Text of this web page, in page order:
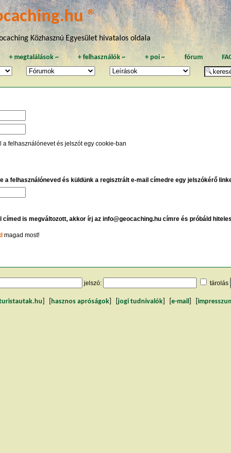
®
Közhasznú Egyesület hivatalos oldala
+ megtalálások~ +felhasználók ~ + poi~ fórum
a felhasználónevet és jelszót egy cookie-ban
a felhasználóneved és küldünk a regisztrált e-mail címedre egy jelszókérő
címed is megváltozott, akkor írj az info@geocaching.hu címre és próbáld
magad most!
jelszó: tárolás
hasznos apróságok jogi tudnivalók e-mail